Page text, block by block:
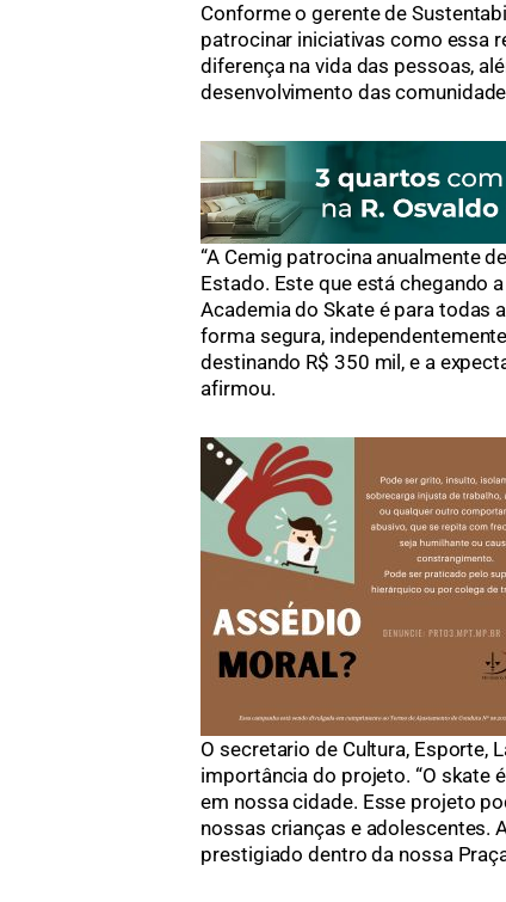
Conforme o gerente de
patrocinar iniciativas como essa
diferença na vida das pessoas,
desenvolvimento das
“A Cemig patrocina anualmente
Estado. Este que está chegando
Academia do Skate é para todas
forma segura,
destinando R$ 350 mil, e a
afirmou.
O secretario de Cultura, Esporte,
importância do projeto. “O skate
em nossa cidade. Esse projeto
nossas crianças e adolescentes.
prestigiado dentro da nossa